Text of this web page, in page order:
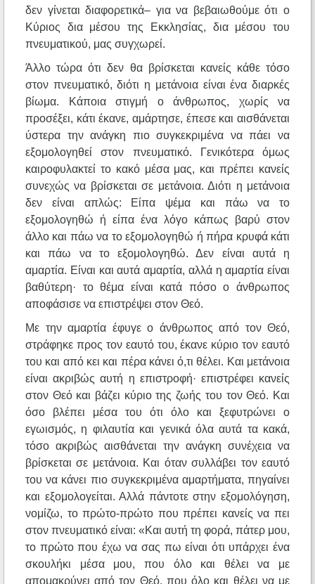
δεν γίνεται διαφορετικά– για να βεβαιωθούμε ότι ο
Κύριος δια μέσου της Εκκλησίας, δια μέσου του
πνευματικού, μας συγχωρεί.
Άλλο τώρα ότι δεν θα βρίσκεται κανείς κάθε τόσο
στον πνευματικό, διότι η μετάνοια είναι ένα διαρκές
βίωμα. Κάποια στιγμή ο άνθρωπος, χωρίς να
προσέξει, κάτι έκανε, αμάρτησε, έπεσε και αισθάνεται
ύστερα την ανάγκη πιο συγκεκριμένα να πάει να
εξομολογηθεί στον πνευματικό. Γενικότερα όμως
καιροφυλακτεί το κακό μέσα μας, και πρέπει κανείς
συνεχώς να βρίσκεται σε μετάνοια. Διότι η μετάνοια
δεν είναι απλώς: Είπα ψέμα και πάω να το
εξομολογηθώ ή είπα ένα λόγο κάπως βαρύ στον
άλλο και πάω να το εξομολογηθώ ή πήρα κρυφά κάτι
και πάω να το εξομολογηθώ. Δεν είναι αυτά η
αμαρτία. Είναι και αυτά αμαρτία, αλλά η αμαρτία είναι
βαθύτερη· το θέμα είναι κατά πόσο ο άνθρωπος
αποφάσισε να επιστρέψει στον Θεό.
Με την αμαρτία έφυγε ο άνθρωπος από τον Θεό,
στράφηκε προς τον εαυτό του, έκανε κύριο τον εαυτό
του και από κει και πέρα κάνει ό,τι θέλει. Και μετάνοια
είναι ακριβώς αυτή η επιστροφή· επιστρέφει κανείς
στον Θεό και βάζει κύριο της ζωής του τον Θεό. Και
όσο βλέπει μέσα του ότι όλο και ξεφυτρώνει ο
εγωισμός, η φιλαυτία και γενικά όλα αυτά τα κακά,
τόσο ακριβώς αισθάνεται την ανάγκη συνέχεια να
βρίσκεται σε μετάνοια. Και όταν συλλάβει τον εαυτό
του να κάνει πιο συγκεκριμένα αμαρτήματα, πηγαίνει
και εξομολογείται. Αλλά πάντοτε στην εξομολόγηση,
νομίζω, το πρώτο-πρώτο που πρέπει κανείς να πει
στον πνευματικό είναι: «Και αυτή τη φορά, πάτερ μου,
το πρώτο που έχω να σας πω είναι ότι υπάρχει ένα
σκουλήκι μέσα μου, που όλο και θέλει να με
απομακρύνει από τον Θεό, που όλο και θέλει να με